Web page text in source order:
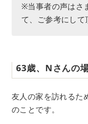
※当事者の声はさ
て、ご参考にして
63歳、Nさんの
友人の家を訪れるた
のことです。